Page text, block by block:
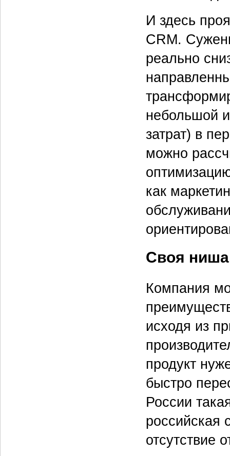
И здесь
CRM.
реально
небольшой
затрат) в
можно
как
Своя
Компания
исходя из
продукт
быстро
России
российская
отсутствие